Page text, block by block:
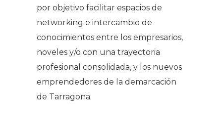
por objetivo facilitar espacios de
networking e intercambio de
conocimientos entre los empresarios,
noveles y/o con una trayectoria
profesional consolidada, y los nuevos
emprendedores de la demarcación
de Tarragona.